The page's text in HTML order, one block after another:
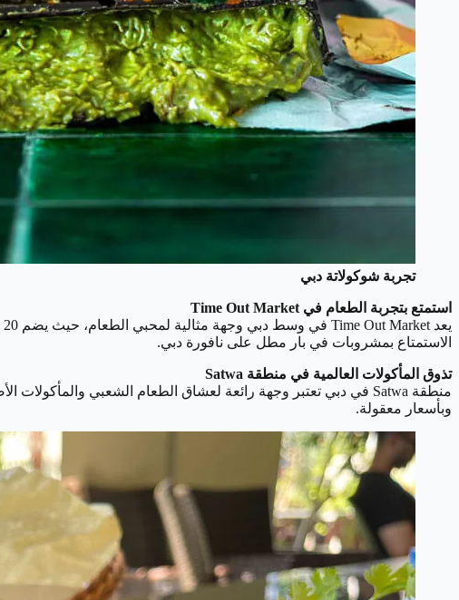
تجربة شوكولاتة دبي
استمتع بتجربة الطعام في Time Out Market
الاستمتاع بمشروبات في بار مطل على نافورة دبي.
تذوق المأكولات العالمية في منطقة Satwa
وبأسعار معقولة.